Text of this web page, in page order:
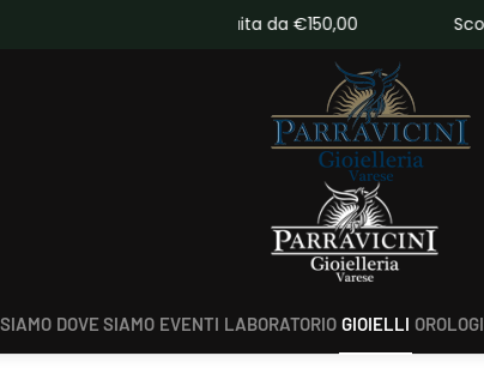
gratuita da €150,00 Scopri tutte le novità
DOVE SIAMO EVENTI LABORATORIO GIOIELLI OROLOGI